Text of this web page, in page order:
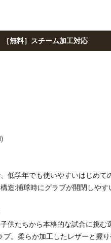
［無料］スチーム加工対応
低学年でも使いやすいはじめて
造:捕球時にグラブが開閉しやす
供たちから本格的な試合に挑む
ブ。柔らか加工したレザーと握